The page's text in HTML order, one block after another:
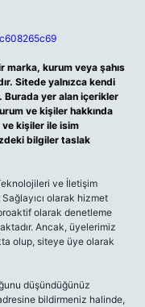
marka, kurum veya şahıs
Sitede yalnızca kendi
Burada yer alan içerikler
ve kişiler hakkında
ve kişiler ile isim
bilgiler taslak
ve İletişim
olarak hizmet
olarak denetleme
Ancak, üyelerimiz
olup, siteye üye olarak
düşündüğünüz
bildirmeniz halinde,